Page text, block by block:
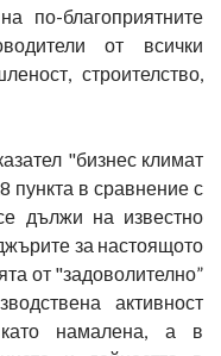
по-благоприятните
от всички
строителство,
"бизнес климат
пункта в сравнение с
дължи на известно
за настоящото
от "задоволително”
активност
намалена, а в